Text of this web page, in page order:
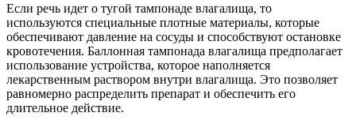
Если речь идет о тугой тампонаде влагалища, то
используются специальные плотные материалы, которые
обеспечивают давление на сосуды и способствуют остановке
кровотечения. Баллонная тампонада влагалища предполагает
использование устройства, которое наполняется
лекарственным раствором внутри влагалища. Это позволяет
равномерно распределить препарат и обеспечить его
длительное действие.